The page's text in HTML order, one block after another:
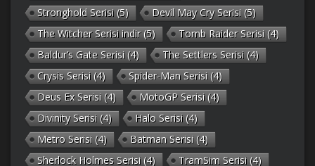
Stronghold Serisi (5) Devil May Cry Serisi (5)
The Witcher Serisi indir(5) Tomb Raider Serisi (4)
Baldur’s Gate Serisi (4) The Settlers Serisi (4)
Crysis Serisi (4) Spider-Man Serisi (4)
Deus Ex Serisi (4) MotoGP Serisi (4)
Divinity Serisi (4) Halo Serisi (4)
Metro Serisi (4) Batman Serisi (4)
Sherlock Holmes Serisi (4) TramSim Serisi (4)